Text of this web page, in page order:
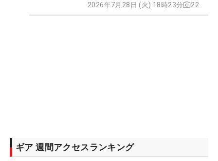
2026年7月28日 (火) 18時23分 22
ギア 週間アクセスランキング